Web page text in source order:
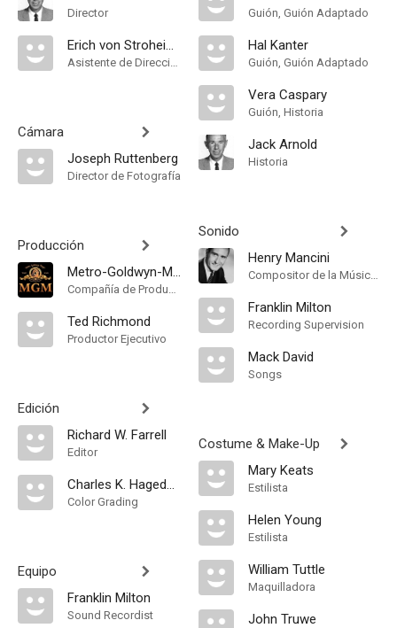
Director
Erich von Stroheim Jr.
Asistente de Dirección
Cámara
Joseph Ruttenberg
Director de Fotografía
Producción
Metro-Goldwyn-Mayer
Compañía de Produccion
Ted Richmond
Productor Ejecutivo
Edición
Richard W. Farrell
Editor
Charles K. Hagedon
Color Grading
Equipo
Franklin Milton
Sound Recordist
Guión, Guión Adaptado
Hal Kanter
Guión, Guión Adaptado
Vera Caspary
Guión, Historia
Jack Arnold
Historia
Sonido
Henry Mancini
Compositor de la Música Original, Songs
Franklin Milton
Recording Supervision
Mack David
Songs
Costume & Make-Up
Mary Keats
Estilista
Helen Young
Estilista
William Tuttle
Maquilladora
John Truwe